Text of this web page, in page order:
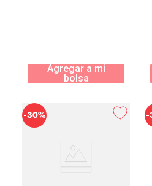
Agregar a mi
bolsa
-30% -